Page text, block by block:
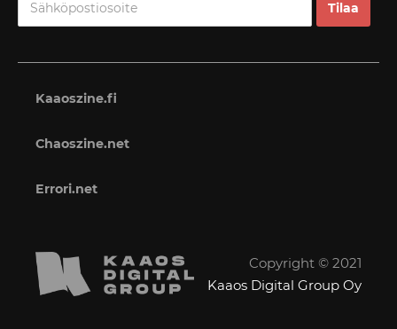
Kaaoszine.fi
Chaoszine.net
Errori.net
Copyright © 2021
Kaaos Digital Group Oy